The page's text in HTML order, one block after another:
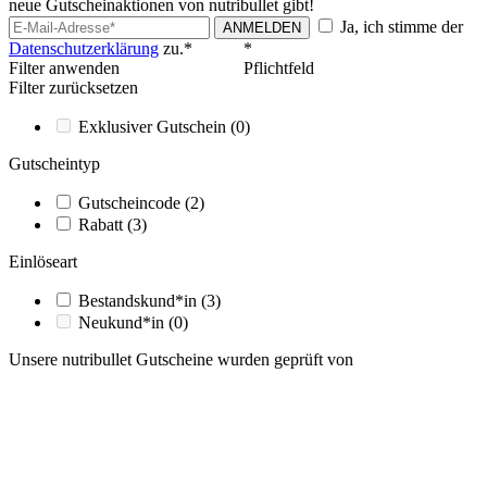
neue Gutscheinaktionen von nutribullet gibt!
ANMELDEN
Ja, ich stimme der
Datenschutzerklärung zu.*
*
Pflichtfeld
Filter anwenden
Filter zurücksetzen
Exklusiver Gutschein (0)
Gutscheintyp
Gutscheincode (2)
Rabatt (3)
Einlöseart
Bestandskund*in (3)
Neukund*in (0)
Unsere nutribullet Gutscheine wurden geprüft von